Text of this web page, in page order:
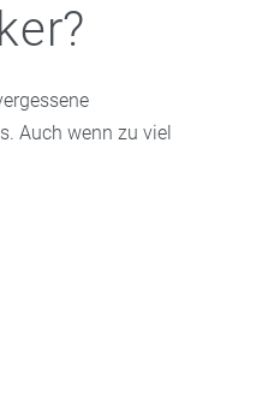
Auch wenn zu viel